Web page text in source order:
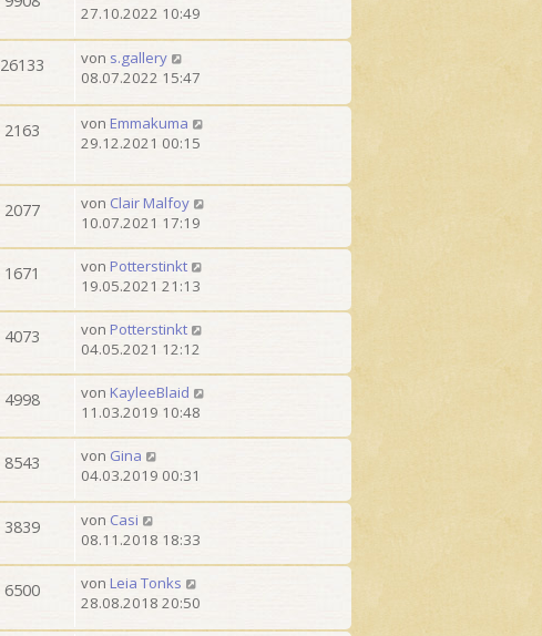
27.10.2022 10:49
26133 von s.gallery
08.07.2022 15:47
2163 von Emmakuma
29.12.2021 00:15
2077 von Clair Malfoy
10.07.2021 17:19
1671 von Potterstinkt
19.05.2021 21:13
4073 von Potterstinkt
04.05.2021 12:12
4998 von KayleeBlaid
11.03.2019 10:48
8543 von Gina
04.03.2019 00:31
3839 von Casi
08.11.2018 18:33
6500 von Leia Tonks
28.08.2018 20:50